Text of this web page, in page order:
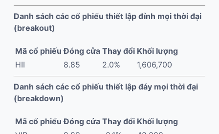
Danh sách các cổ phiếu thiết lập đỉnh mọi thời đại
(breakout)
Mã cổ phiếu Đóng cửa Thay đổi Khối lượng
HII
8.85 2.0% 1,606,700
Danh sách các cổ phiếu thiết lập đáy mọi thời đại
(breakdown)
Mã cổ phiếu Đóng cửa Thay đổi Khối lượng